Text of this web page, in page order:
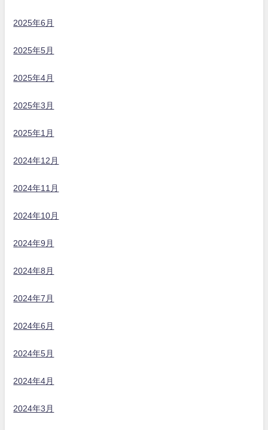
2025年6月
2025年5月
2025年4月
2025年3月
2025年1月
2024年12月
2024年11月
2024年10月
2024年9月
2024年8月
2024年7月
2024年6月
2024年5月
2024年4月
2024年3月